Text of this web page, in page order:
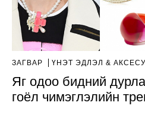
ЗАГВАР ҮНЭТ ЭДЛЭЛ &
Яг одоо бидний
гоёл чимэглэлийн